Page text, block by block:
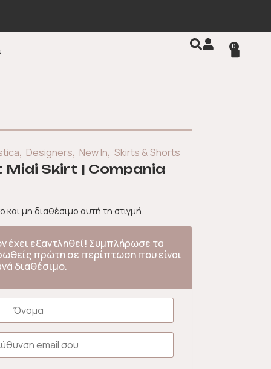
0
, Designers, New In, Skirts & Shorts
Midi Skirt | Compania
και μη διαθέσιμο αυτή τη στιγμή.
έχει εξαντληθεί! Συμπλήρωσε τα
πρώτη σε περίπτωση που είναι
διαθέσιμο.